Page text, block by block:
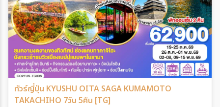
ทัวร์ญี่ปุ่น KYUSHU OITA SAGA KUMAMOTO
TAKACHIHO 7วัน 5คืน [TG]